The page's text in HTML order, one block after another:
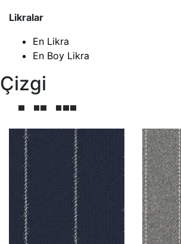
Likralar
En Likra
En Boy Likra
Çizgi